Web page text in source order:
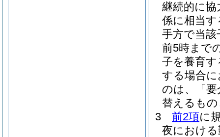
継続的に
係に相当
手方で当
前5時まで
子を養育
する場合
のは、「
替えるも
3
前2項に
夜におけ